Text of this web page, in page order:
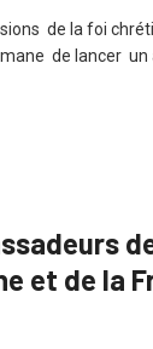
de la foi
de lancer
et de la